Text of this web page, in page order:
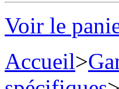
Voir le
Accueil>